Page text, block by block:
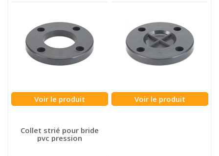
Voir le produit Voir le produit
Collet strié pour bride
pvc pression